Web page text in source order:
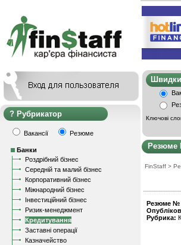
Рубрикатор
Вакансії Резюме
Банки
Роздрібний бізнес
Середній та малий бізнес
Корпоративний бізнес
Міжнародний бізнес
Інвестиційний бізнес
Ризик-менеджмент
Кредитування
Заставні операції
Казначейство
Ключові
Резюме
FinStaff >
Резюме №
Рубрика: